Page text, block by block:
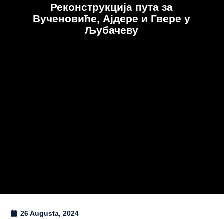
Реконструкција пута за
Вученовиће, Ајдере и Гвере у
Љубачеву
26 Augusta, 2024